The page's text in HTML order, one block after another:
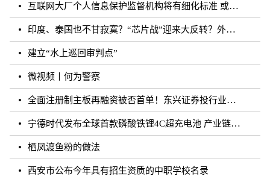
互联网大厂个人信息保护监督机构将有细化标准 或须六个月内完成组建
印度、泰国也不甘寂寞？“芯片战”迎来大反转？外媒：风云再起
建立“水上巡回审判点”
微视频丨何为警察
全面注册制主板再融资被否首单！东兴证券投行业务再遭打击
宁德时代发布全球首款磷酸铁锂4C超充电池 产业链上市公司相继规划和布局
栖凤渡鱼粉的做法
西安市公布今年具有招生资质的中职学校名录